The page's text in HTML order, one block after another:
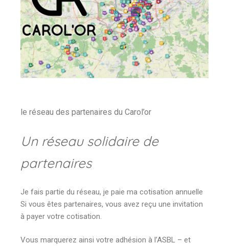
le réseau des partenaires du Carol’or
Un réseau solidaire de
partenaires
Je fais partie du réseau, je paie ma cotisation annuelle
Si vous êtes partenaires, vous avez reçu une invitation
à payer votre cotisation.
Vous marquerez ainsi votre adhésion à l’ASBL – et